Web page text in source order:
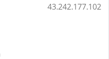
43.242.177.102